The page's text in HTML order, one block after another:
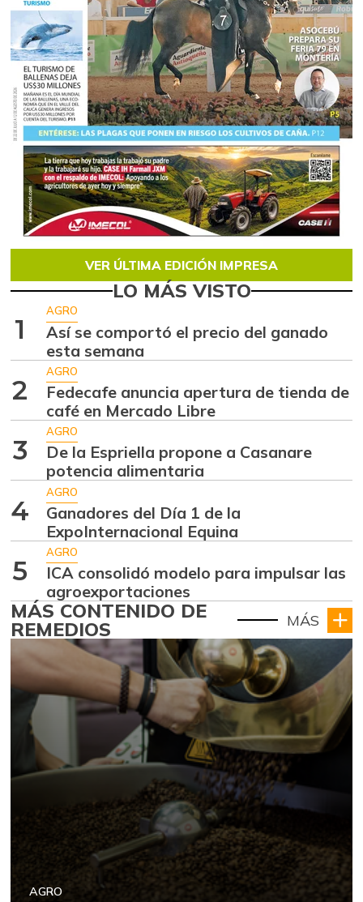
VER ÚLTIMA EDICIÓN IMPRESA
LO MÁS VISTO
1
AGRO
Así se comportó el precio del ganado
esta semana
2
AGRO
Fedecafe anuncia apertura de tienda de
café en Mercado Libre
3
AGRO
De la Espriella propone a Casanare
potencia alimentaria
4
AGRO
Ganadores del Día 1 de la
ExpoInternacional Equina
5
AGRO
ICA consolidó modelo para impulsar las
agroexportaciones
MÁS CONTENIDO DE
REMEDIOS MÁS
AGRO